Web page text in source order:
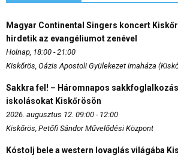
Magyar Continental Singers koncert
hirdetik az evangéliumot zenével
Holnap, 18:00 - 21:00
Kiskőrös, Oázis Apostoli Gyülekezet imaháza
Sakkra fel! – Háromnapos
iskolásokat Kiskőrösön
2026. augusztus 12. 09:00 - 12:00
Kiskőrös, Petőfi Sándor Művelődési Központ
Kóstolj bele a western lovaglás világába